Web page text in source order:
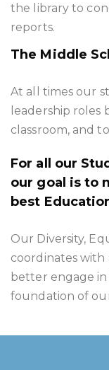
the library to
reports.
The Middle
At all times our
leadership
classroom, and
For all our
our goal is to
best
Our Diversity,
coordinates
better engage in
foundation of